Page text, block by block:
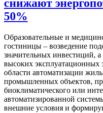
снижают
50%
Образовательные и
гостиницы – возведение
значительных инвестиций,
высоких эксплуатационных
области автоматизации
промышленных объектов,
биоклиматического или
автоматизированной
внешние условия и